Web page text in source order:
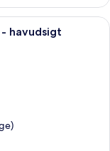
hotelværelse med en
havudsigt